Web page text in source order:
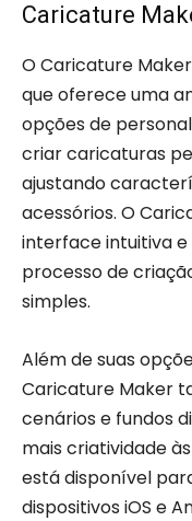
Caricature
O Caricature
que oferece uma
opções de
criar caricaturas
ajustando
acessórios. O
interface intuitiva
processo de
simples.
Além de suas
Caricature Maker
cenários e fundos
mais criatividade
está disponível
dispositivos iOS e